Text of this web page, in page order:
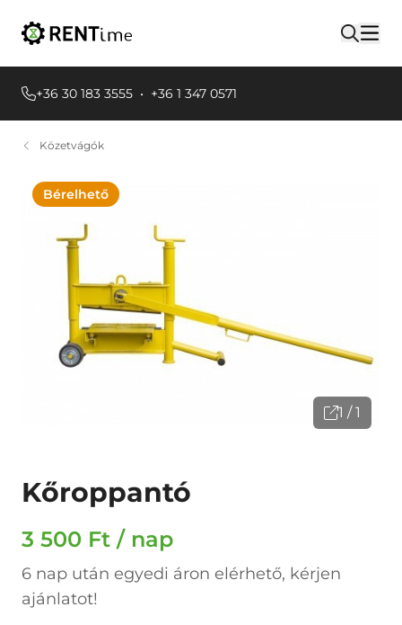
+36 30 183 3555 • +36 1 347 0571
Közetvágók
Bérelhető
1 / 1
Kőroppantó
3 500 Ft / nap
6 nap után egyedi áron elérhető, kérjen
ajánlatot!